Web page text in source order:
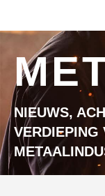
NIEUWS,
VERDIEPING